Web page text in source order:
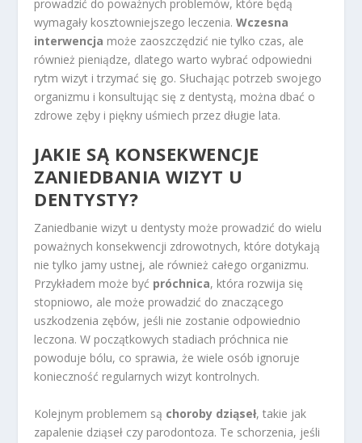
prowadzić do poważnych problemów, które będą
wymagały kosztowniejszego leczenia.Wczesna
interwencja może zaoszczędzić nie tylko czas, ale
również pieniądze, dlatego warto wybrać odpowiedni
rytm wizyt i trzymać się go. Słuchając potrzeb swojego
organizmu i konsultując się z dentystą, można dbać o
zdrowe zęby i piękny uśmiech przez długie lata.
JAKIE SĄ KONSEKWENCJE
ZANIEDBANIA WIZYT U
DENTYSTY?
Zaniedbanie wizyt u dentysty może prowadzić do wielu
poważnych konsekwencji zdrowotnych, które dotykają
nie tylko jamy ustnej, ale również całego organizmu.
Przykładem może być próchnica, która rozwija się
stopniowo, ale może prowadzić do znaczącego
uszkodzenia zębów, jeśli nie zostanie odpowiednio
leczona. W początkowych stadiach próchnica nie
powoduje bólu, co sprawia, że wiele osób ignoruje
konieczność regularnych wizyt kontrolnych.
Kolejnym problemem są choroby dziąseł, takie jak
zapalenie dziąseł czy parodontoza. Te schorzenia, jeśli